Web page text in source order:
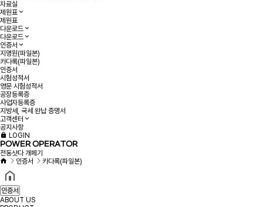
자료실
제원표
제원표
다운로드
다운로드
인증서
지명원(파일본)
카다록(파일본)
인증서
시험성적서
영문 시험성적서
공장등록증
사업자등록증
지방세, 국세 완납 증명서
고객센터
공지사항
LOGIN
POWER OPERATOR
전동샷다 개페기
인증서
카다록(파일본)
인증서
ABOUT US